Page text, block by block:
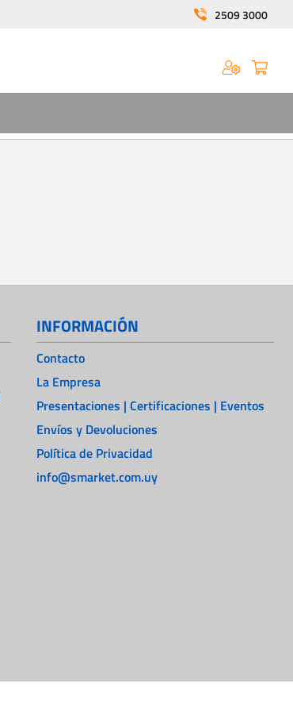
2509 3000
INFORMACIÓN
Contacto
La Empresa
Presentaciones | Certificaciones | Eventos
Envíos y Devoluciones
Política de Privacidad
info@smarket.com.uy